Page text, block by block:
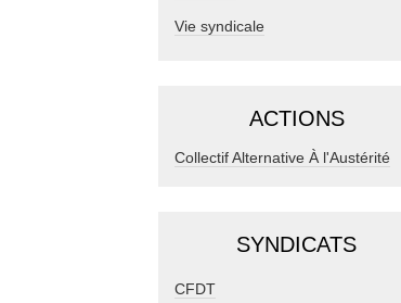
Vie syndicale
ACTIONS
Collectif Alternative À l'Austérité
SYNDICATS
CFDT